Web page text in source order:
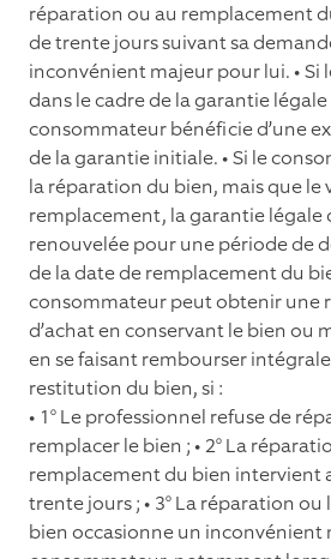
réparation ou au remplacement
de trente jours suivant sa
inconvénient majeur pour lui. • Si
dans le cadre de la garantie
consommateur bénéﬁcie d’une
de la garantie initiale. • Si le
la réparation du bien, mais que le
remplacement, la garantie légale
renouvelée pour une période de
de la date de remplacement du
consommateur peut obtenir une
d’achat en conservant le bien ou
en se faisant rembourser
restitution du bien, si :
• 1° Le professionnel refuse de
remplacer le bien ; • 2° La
remplacement du bien intervient
trente jours ; • 3° La réparation
bien occasionne un inconvénient